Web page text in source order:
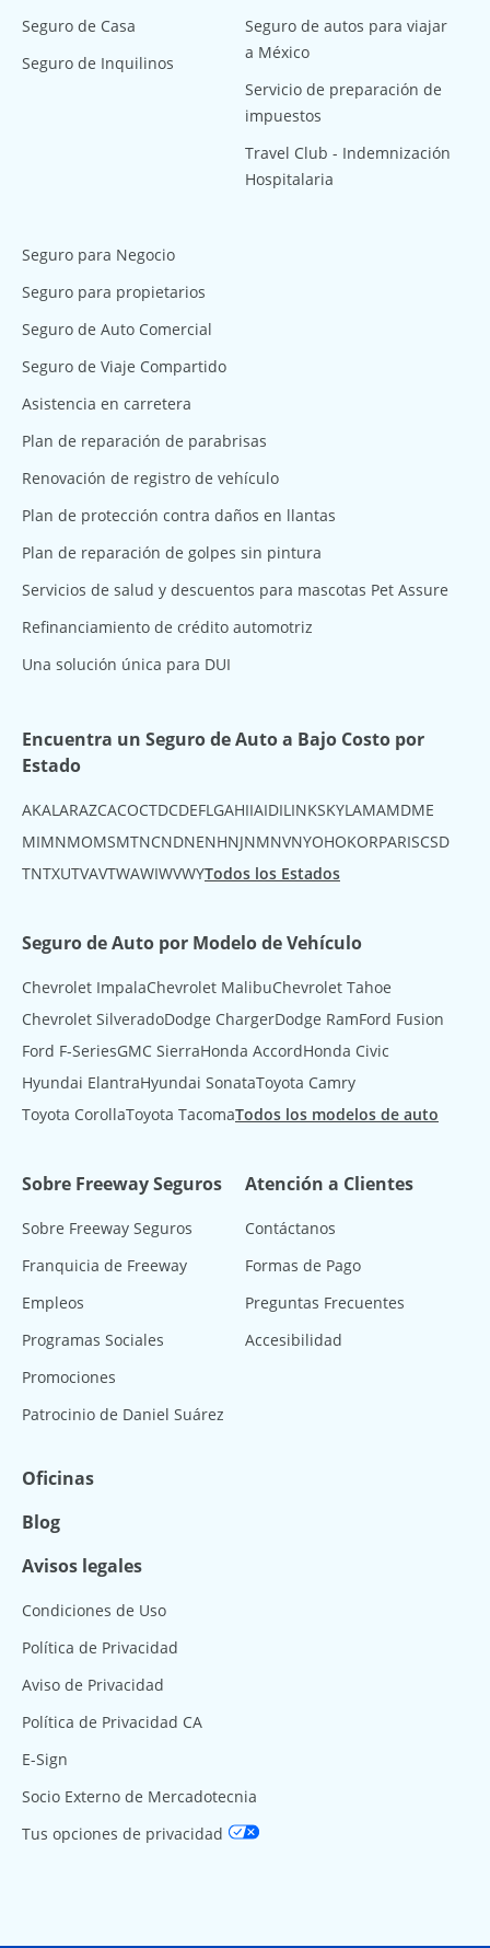
Seguro de Casa
Seguro de Inquilinos
Seguro de autos para viajar
a México
Servicio de preparación de
impuestos
Travel Club - Indemnización
Hospitalaria
Seguro para Negocio
Seguro para propietarios
Seguro de Auto Comercial
Seguro de Viaje Compartido
Asistencia en carretera
Plan de reparación de parabrisas
Renovación de registro de vehículo
Plan de protección contra daños en llantas
Plan de reparación de golpes sin pintura
Servicios de salud y descuentos para mascotas Pet Assure
Refinanciamiento de crédito automotriz
Una solución única para DUI
Encuentra un Seguro de Auto a Bajo Costo por
Estado
AKALARAZCACOCTDCDEFLGAHIIAIDILINKSKYLAMAMDME
MIMNMOMSMTNCNDNENHNJNMNVNYOHOKORPARISCSD
TNTXUTVAVTWAWIWVWYTodos los Estados
Seguro de Auto por Modelo de Vehículo
Chevrolet ImpalaChevrolet MalibuChevrolet Tahoe
Chevrolet SilveradoDodge ChargerDodge RamFord Fusion
Ford F-SeriesGMC SierraHonda AccordHonda Civic
Hyundai ElantraHyundai SonataToyota Camry
Toyota CorollaToyota TacomaTodos los modelos de auto
Sobre Freeway Seguros
Sobre Freeway Seguros
Franquicia de Freeway
Empleos
Programas Sociales
Promociones
Patrocinio de Daniel Suárez
Atención a Clientes
Contáctanos
Formas de Pago
Preguntas Frecuentes
Accesibilidad
Oficinas
Blog
Avisos legales
Condiciones de Uso
Política de Privacidad
Aviso de Privacidad
Política de Privacidad CA
E-Sign
Socio Externo de Mercadotecnia
Tus opciones de privacidad